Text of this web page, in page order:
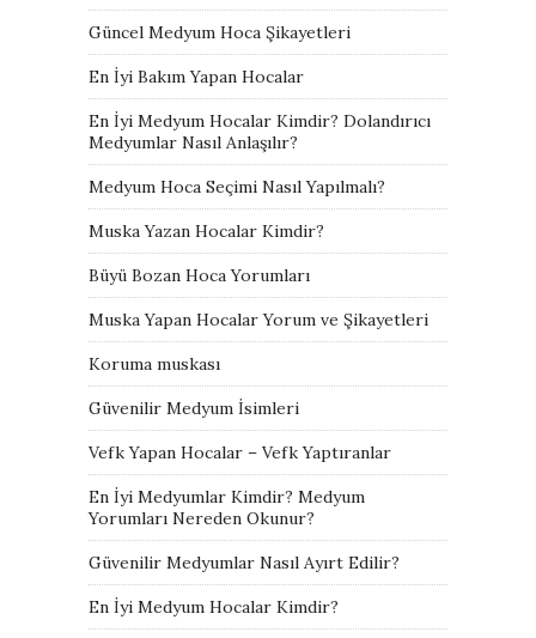
Güncel Medyum Hoca Şikayetleri
En İyi Bakım Yapan Hocalar
En İyi Medyum Hocalar Kimdir? Dolandırıcı
Medyumlar Nasıl Anlaşılır?
Medyum Hoca Seçimi Nasıl Yapılmalı?
Muska Yazan Hocalar Kimdir?
Büyü Bozan Hoca Yorumları
Muska Yapan Hocalar Yorum ve Şikayetleri
Koruma muskası
Güvenilir Medyum İsimleri
Vefk Yapan Hocalar – Vefk Yaptıranlar
En İyi Medyumlar Kimdir? Medyum
Yorumları Nereden Okunur?
Güvenilir Medyumlar Nasıl Ayırt Edilir?
En İyi Medyum Hocalar Kimdir?